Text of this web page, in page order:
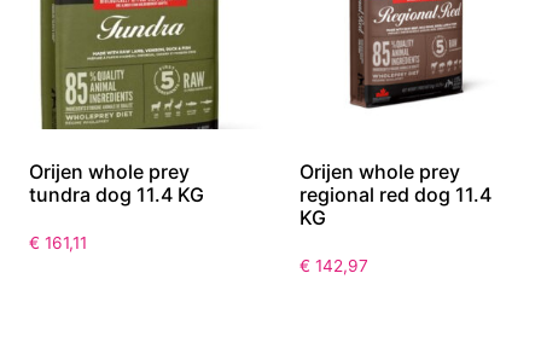
Orijen whole prey
tundra dog 11.4 KG
€ 161,11
Orijen whole prey
regional red dog 11.4
KG
€ 142,97